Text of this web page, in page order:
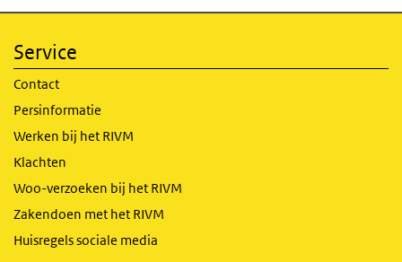
Service
Contact
Persinformatie
Werken bij het RIVM
Klachten
Woo-verzoeken bij het RIVM
Zakendoen met het RIVM
Huisregels sociale media